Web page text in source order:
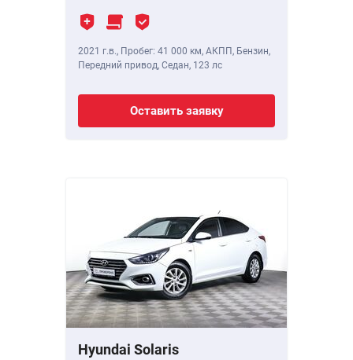
2021 г.в., Пробег: 41 000 км, АКПП, Бензин,
Передний привод, Седан, 123 лс
Оставить заявку
Hyundai Solaris